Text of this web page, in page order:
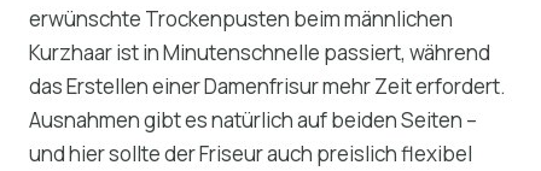
erwünschte Trockenpusten beim männlichen
Kurzhaar ist in Minutenschnelle passiert, während
das Erstellen einer Damenfrisur mehr Zeit erfordert.
Ausnahmen gibt es natürlich auf beiden Seiten –
und hier sollte der Friseur auch preislich flexibel